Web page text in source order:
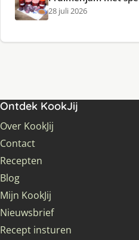
28 juli 2026
Ontdek KookJij
Over KookJij
Contact
Recepten
Blog
Mijn KookJij
Nieuwsbrief
Recept insturen